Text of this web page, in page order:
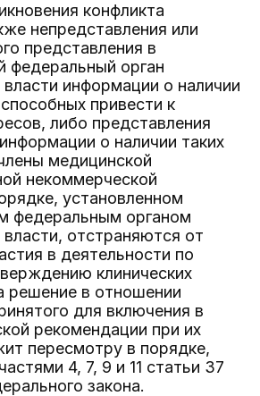
конфликта
непредставления или
представления в
федеральный орган
власти информации о наличии
привести к
либо представления
о наличии таких
медицинской
некоммерческой
установленном
федеральным органом
власти, отстраняются от
в деятельности по
клинических
решение в отношении
для включения в
рекомендации при их
пересмотру в порядке,
4, 7, 9 и 11 статьи 37
закона.